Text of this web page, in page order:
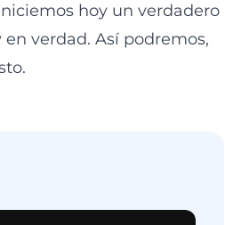
hoy un verdadero
verdad. Así podremos,